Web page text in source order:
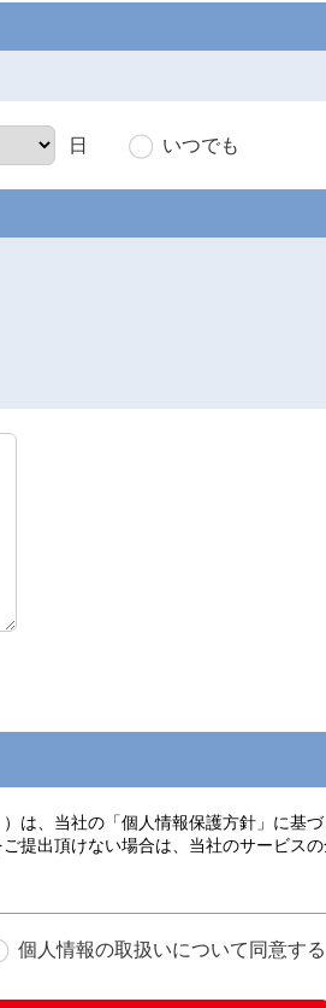
日 いつでも
個人情報の取扱いについて同意する